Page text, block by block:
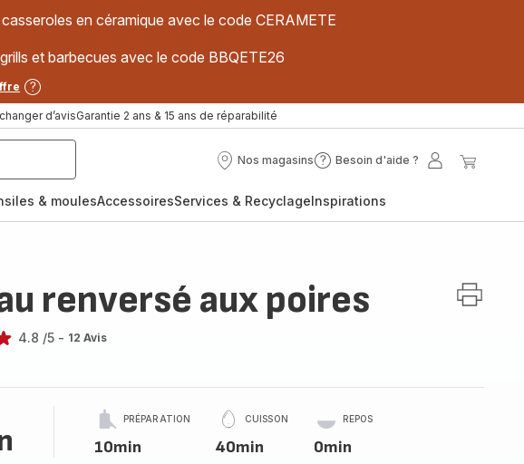
en céramique avec le code CERAMETE
et barbecues avec le code BBQETE26
d’avisGarantie 2 ans & 15 ans de réparabilité
Nos magasins
Nos
Besoin d'aide ?
Besoin
?
Mon
& moulesAccessoiresServices & RecyclageInspirations
renversé aux poires
4.8 /5 - 12 Avis
PRÉPARATION
10min
CUISSON
40min
REPOS
0min